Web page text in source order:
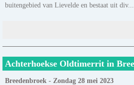
buitengebied van Lievelde en bestaat uit
Achterhoekse Oldtimerrit in
Breedenbroek - Zondag 28 mei 2023